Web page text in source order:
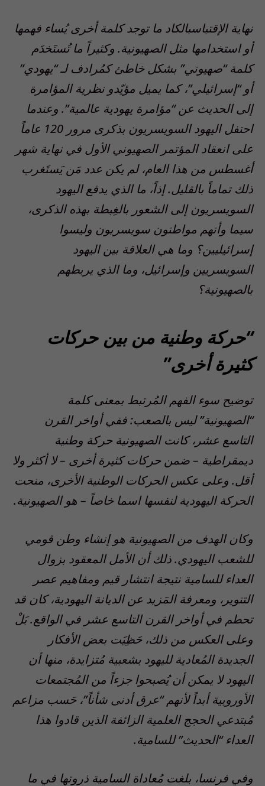
نهاية الإقتباسبالكاد ما توجد كلمة أخرى يُساء فهمها
أو استخدامها مثل الصهيونية. وكثيراً ما تُستَخدَم
كلمة “صهيوني” بشكل خاطئ كمُرادف لـ “يهودي”
أو “إسرائيلي”، كما يميل مؤيّدو نظرية المؤامرة
إلى الحديث عن “مؤامرة يهودية عالمية”. وعندما
احتفل اليهود السويسريون بذكرى مرور 120 عاماً
على انعقاد المؤتمر الصهيوني الأول في نهاية شهر
أغسطس من هذا العام، لم يكن عدد مَن يَستَغرب
ذلك تماماً بالقليل. إذاً، ما الذي يدفع اليهود
السويسريون إلى الشعور بالغِبطة بهذه الذكرى،
سيما وأنهم مواطنون سويسريون وليسوا
إسرائيليين؟ وما هي العلاقة بين اليهود
السويسريين وإسرائيل، وما الذي يربطهم
بالصهيونية؟
“حركة وطنية من بين حركات
كثيرة أخرى”
توضيح سوء الفهم المُرتبط بمعنى كلمة
“الصهيونية” ليس بالصعب: ففي أواخر القرن
التاسع عشر، كانت الصهيونية حركة وطنية
ديمقراطية – ضمن حركات كثيرة أخرى – لا أكثر ولا
أقل. وعلى عكس الحركات الوطنية الأخرى، منحت
الحركة اليهودية لنفسها اسما خاصاً – هو الصهيونية.
وكان الهدف من الصهيونية هو إنشاء وطن قومي
للشعب اليهودي. ذلك أن الأمل المعقود بزوال
العداء للسامية نتيجة انتشار قيم ومفاهيم عصر
التنوير، ومعرفة المَزيد عن الديانة اليهودية، كان قد
تحطم في أواخر القرن التاسع عشر في الواقع. بَلْ
وعلى العكس من ذلك، حَظِيَت بعض الأفكار
الجديدة المُعادية لليهود بشعبية مُتزايدة، منها أن
اليهود لا يمكن أن يُصبحوا جزءاً من المُجتمعات
الأوروبية أبداً لأنهم “عرق أدنى شأناً”، حَسب مزاعم
مُبتدعي الحجج العلمية الزائفة الذين قادوا هذا
العداء “الحديث” للسامية.
وفي فرنسا، بلغت مُعاداة السامية ذروتها في ما